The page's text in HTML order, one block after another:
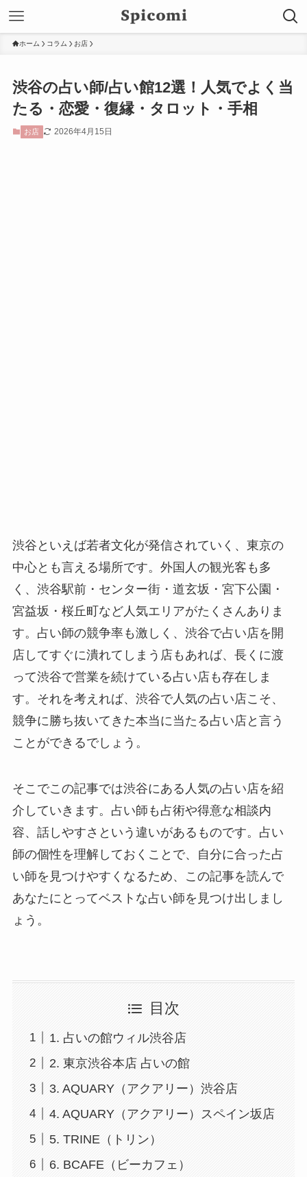
ホーム コラム お店
渋谷の占い師/占い館12選！人気でよく当
たる・恋愛・復縁・タロット・手相
お店 2026年4月15日
渋谷といえば若者文化が発信されていく、東京の
中心とも言える場所です。外国人の観光客も多
く、渋谷駅前・センター街・道玄坂・宮下公園・
宮益坂・桜丘町など人気エリアがたくさんありま
す。占い師の競争率も激しく、渋谷で占い店を開
店してすぐに潰れてしまう店もあれば、長くに渡
って渋谷で営業を続けている占い店も存在しま
す。それを考えれば、渋谷で人気の占い店こそ、
競争に勝ち抜いてきた本当に当たる占い店と言う
ことができるでしょう。
そこでこの記事では渋谷にある人気の占い店を紹
介していきます。占い師も占術や得意な相談内
容、話しやすさという違いがあるものです。占い
師の個性を理解しておくことで、自分に合った占
い師を見つけやすくなるため、この記事を読んで
あなたにとってベストな占い師を見つけ出しまし
ょう。
目次
1. 占いの館ウィル渋谷店
2. 東京渋谷本店 占いの館
3. AQUARY（アクアリー）渋谷店
4. AQUARY（アクアリー）スペイン坂店
5. TRINE（トリン）
6. BCAFE（ビーカフェ）